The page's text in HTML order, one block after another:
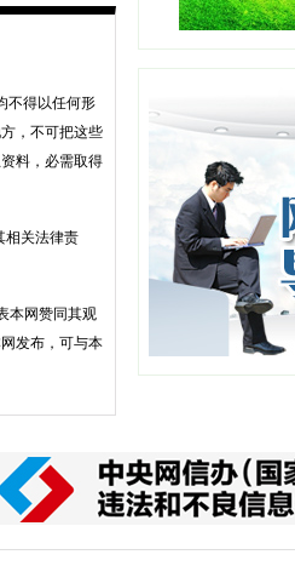
不得以任何形
，不可把这些
料，必需取得
相关法律责
本网赞同其观
发布，可与本
职
心
区
职
职
工
吕
【